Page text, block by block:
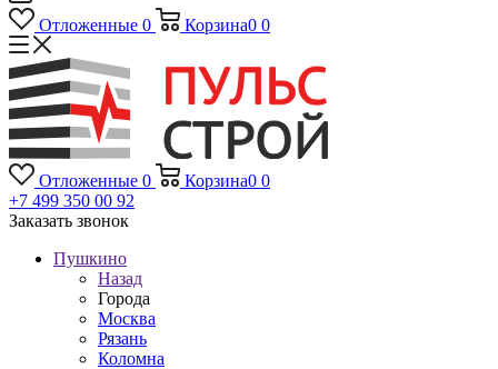
Отложенные 0 Корзина0 0
Отложенные 0 Корзина0 0
+7 499 350 00 92
Заказать звонок
Пушкино
Назад
Города
Москва
Рязань
Коломна